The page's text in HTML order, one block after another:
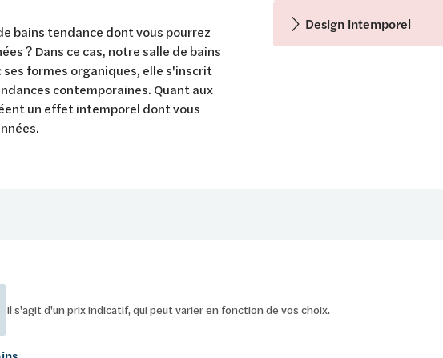
bains tendance dont vous pourrez
? Dans ce cas, notre salle de bains
ses formes organiques, elle s'inscrit
contemporaines. Quant aux
un effet intemporel dont vous
Design intemporel
Il s'agit d'un prix indicatif, qui peut varier en fonction de vos choix.